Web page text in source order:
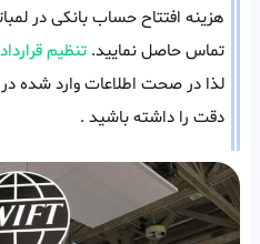
هزینه افتتاح حساب بانکی در
تماس حاصل نمایید. تنظیم قرارداد
لذا در صحت اطلاعات وارد شده
دقت را داشته باشید .